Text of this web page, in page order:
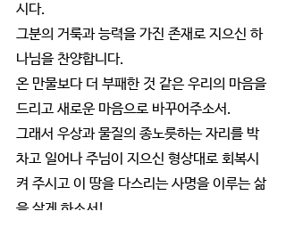
시다.
그분의 거룩과 능력을 가진 존재로 지으신 하
나님을 찬양합니다.
온 만물보다 더 부패한 것 같은 우리의 마음을
드리고 새로운 마음으로 바꾸어주소서.
그래서 우상과 물질의 종노릇하는 자리를 박
차고 일어나 주님이 지으신 형상대로 회복시
켜 주시고 이 땅을 다스리는 사명을 이루는 삶
을 살게 하소서!